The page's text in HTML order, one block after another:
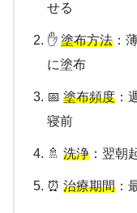
せる
✋ 塗布方法 ：
に塗布
📅 塗布頻度 ：
寝前
🚿 洗浄 ：翌朝
⏰ 治療期間 ：